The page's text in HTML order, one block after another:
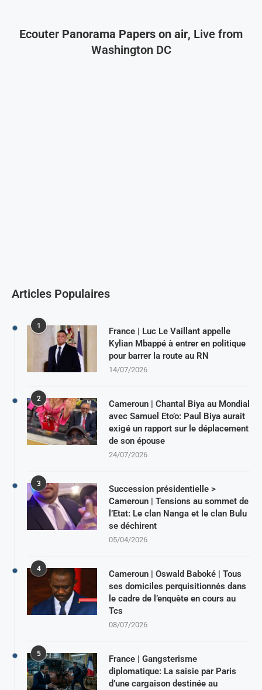
Ecouter Panorama Papers on air, Live from
Washington DC
Articles Populaires
1
France | Luc Le Vaillant appelle
Kylian Mbappé à entrer en politique
pour barrer la route au RN
14/07/2026
2
Cameroun | Chantal Biya au Mondial
avec Samuel Eto’o: Paul Biya aurait
exigé un rapport sur le déplacement
de son épouse
24/07/2026
3
Succession présidentielle >
Cameroun | Tensions au sommet de
l’Etat: Le clan Nanga et le clan Bulu
se déchirent
05/04/2026
4
Cameroun | Oswald Baboké | Tous
ses domiciles perquisitionnés dans
le cadre de l’enquête en cours au
Tcs
08/07/2026
5
France | Gangsterisme
diplomatique: La saisie par Paris
d’une cargaison destinée au